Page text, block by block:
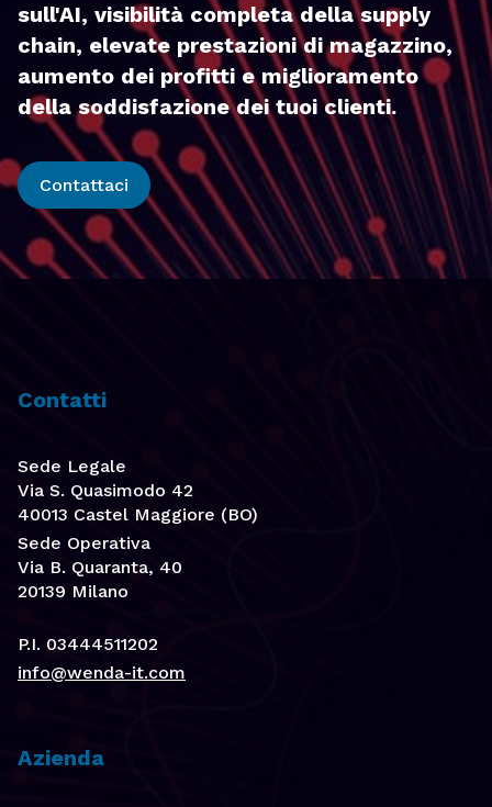
sull'AI, visibilità completa della supply
chain, elevate prestazioni di magazzino,
aumento dei profitti e miglioramento
della soddisfazione dei tuoi clienti.
Contattaci
Contatti
Sede Legale
Via S. Quasimodo 42
40013 Castel Maggiore (BO)
Sede Operativa
Via B. Quaranta, 40
20139 Milano
P.I. 03444511202
info@wenda-it.com
Azienda